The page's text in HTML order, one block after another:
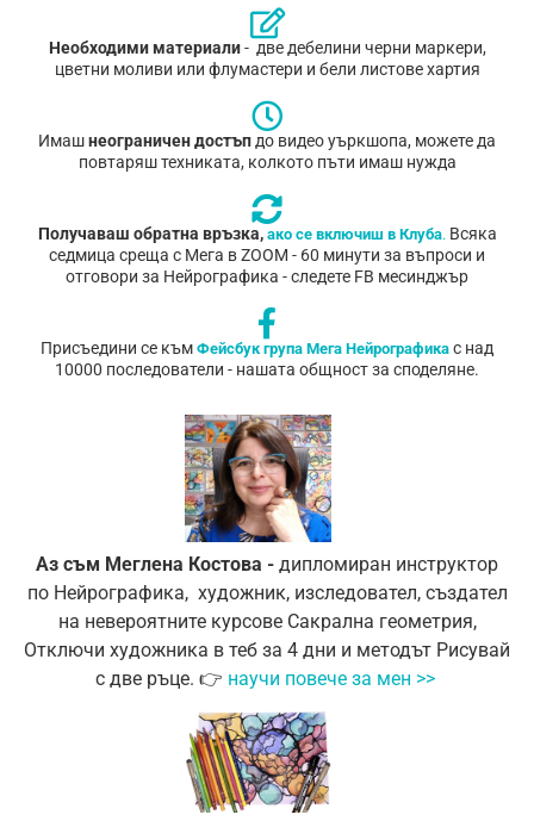
Необходими материали- две дебелини черни маркери,
цветни моливи или флумастери и бели листове хартия
Имашнеограничен достъпдо видео уъркшопа, можете да
повтаряш техниката, колкото пъти имаш нужда
Получаваш обратна връзка, ако се включиш в Клуба.Всяка
седмица среща с Мега в ZOOM - 60 минути за въпроси и
отговори за Нейрографика - следете FB месинджър
Присъедини се към Фейсбук група Мега Нейрографика с над
10000 последователи - нашата общност за споделяне.
Аз съм Меглена Костова - дипломиран инструктор
по Нейрографика, художник, изследовател, създател
на невероятните курсовe Сакрална геометрия,
Отключи худoжника в теб за 4 дни и методът Рисувай
с две ръце. 👉 научи повече за мен >>